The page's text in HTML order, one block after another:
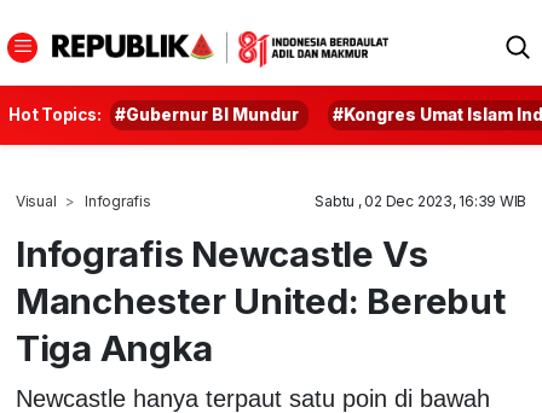
Hot Topics: #Gubernur BI Mundur #Kongres Umat Islam
Visual Infografis Sabtu , 02 Dec 2023, 16:39 WIB
Infografis Newcastle Vs
Manchester United: Berebut
Tiga Angka
Newcastle hanya terpaut satu poin di bawah